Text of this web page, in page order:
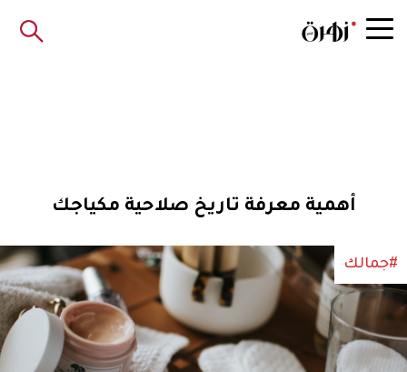
أهمية معرفة تاريخ صلاحية مكياجك
#جمالك